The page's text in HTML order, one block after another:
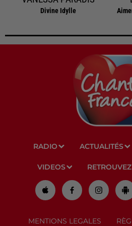
Divine Idylle
RADIO ACTUALITÉS
VIDEOS
MENTIONS LEGALES